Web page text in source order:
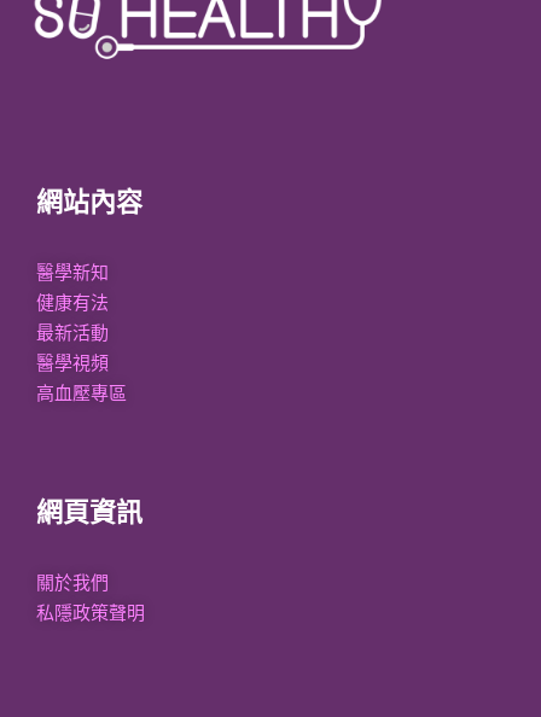
網站內容
醫學新知
健康有法
最新活動
醫學視頻
高血壓專區
網頁資訊
關於我們
私隱政策聲明